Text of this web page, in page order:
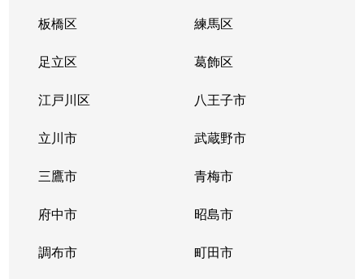
板橋区 練馬区
足立区 葛飾区
江戸川区 八王子市
立川市 武蔵野市
三鷹市 青梅市
府中市 昭島市
調布市 町田市